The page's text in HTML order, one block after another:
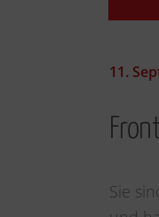
11.
Sie